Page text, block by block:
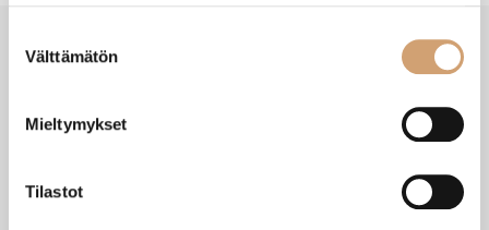
valinta
Välttämätön
Mieltymykset
Tilastot